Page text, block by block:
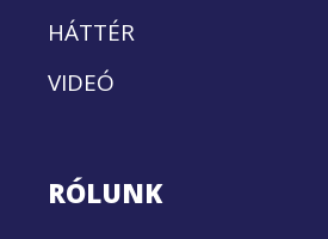
HÁTTÉR
VIDEÓ
RÓLUNK